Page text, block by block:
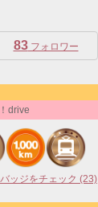
83フォロワー
drive
ッジをチェック (23)